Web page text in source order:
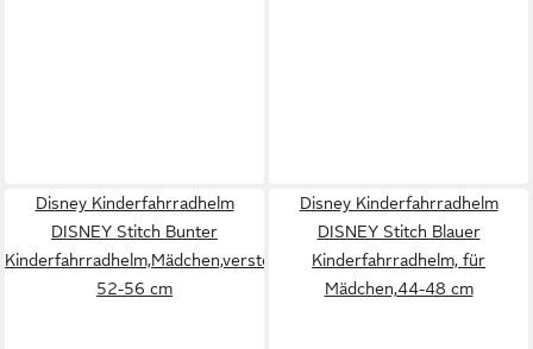
Disney Kinderfahrradhelm
DISNEY Stitch Bunter
Kinderfahrradhelm,Mädchen,verstellbar
52-56 cm
Disney Kinderfahrradhelm
DISNEY Stitch Blauer
Kinderfahrradhelm, für
Mädchen,44-48 cm